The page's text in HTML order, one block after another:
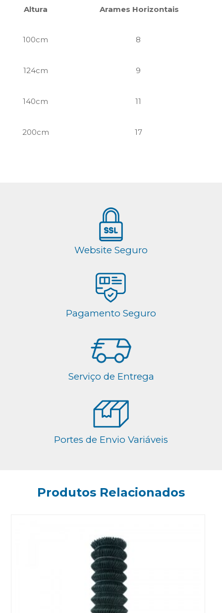
Altura Arames Horizontais
100cm 8
124cm 9
140cm 11
200cm 17
Website Seguro
Pagamento Seguro
Serviço de Entrega
Portes de Envio Variáveis
Produtos Relacionados